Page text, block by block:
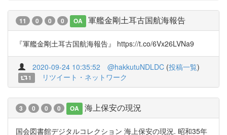
11 0 0 0 OA 軍艦金剛土耳古国航海報告
『軍艦金剛土耳古国航海報告』 https://t.co/6Vx26LVNa9
2020-09-24 10:35:52 @hakkutuNDLDC (投稿一覧)
1 リツイート・ネットワーク
3 0 0 0 OA 海上保安の現況
国会図書館デジタルコレクション 海上保安の現況. 昭和35年